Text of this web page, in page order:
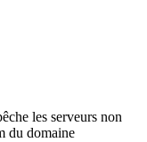
les serveurs non
du domaine